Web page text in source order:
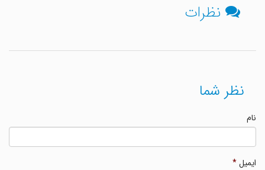
نظرات
نظر شما
ایمیل*